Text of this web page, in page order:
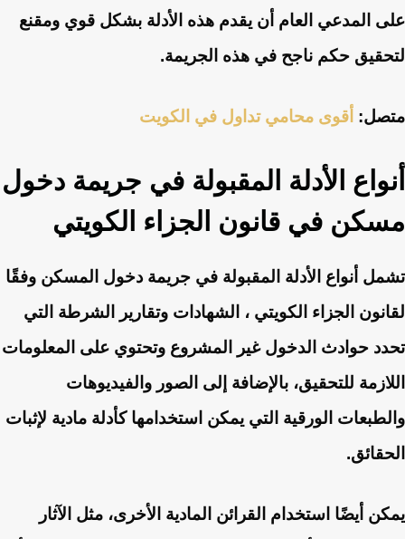
على المدعي العام أن يقدم هذه الأدلة بشكل قوي ومقنع
لتحقيق حكم ناجح في هذه الجريمة.
متصل: أقوى محامي تداول في الكويت
أنواع الأدلة المقبولة في جريمة دخول
مسكن في قانون الجزاء الكويتي
تشمل أنواع الأدلة المقبولة في جريمة دخول المسكن وفقًا
لقانون الجزاء الكويتي ، الشهادات وتقارير الشرطة التي
تحدد حوادث الدخول غير المشروع وتحتوي على المعلومات
اللازمة للتحقيق، بالإضافة إلى الصور والفيديوهات
والطبعات الورقية التي يمكن استخدامها كأدلة مادية لإثبات
الحقائق.
يمكن أيضًا استخدام القرائن المادية الأخرى، مثل الآثار